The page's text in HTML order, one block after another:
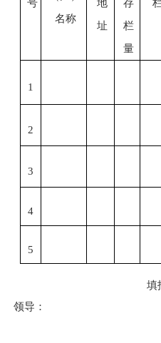
名称
址
栏
量
1
2
3
4
5
填
领导：